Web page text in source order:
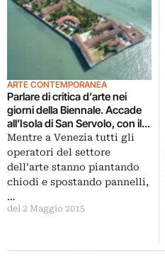
ARTE CONTEMPORANEA
Parlare di critica d’arte nei
giorni della Biennale. Accade
all’Isola di San Servolo, con il
convegno Dicono dell’Arte
2015
Mentre a Venezia tutti gli
operatori del settore
dell’arte stanno piantando
chiodi e spostando pannelli,
…
del 2 Maggio 2015